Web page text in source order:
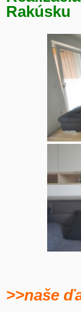
Rakúsku
>>naše